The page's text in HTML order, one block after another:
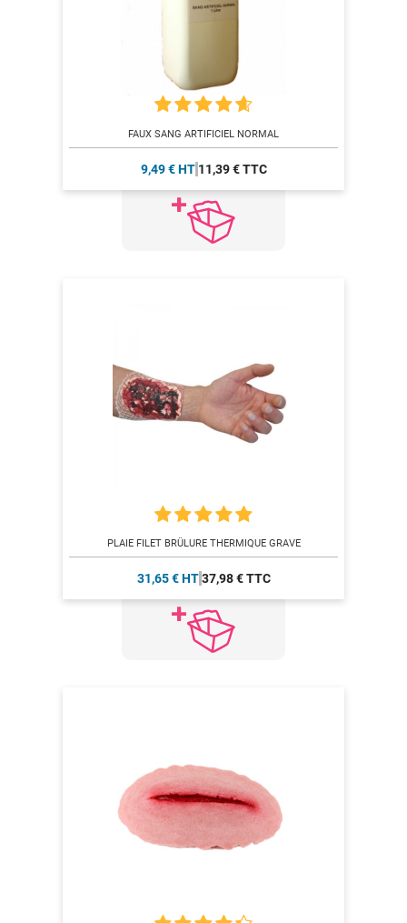
FAUX SANG ARTIFICIEL NORMAL
9,49 € HT 11,39 € TTC
PLAIE FILET BRÛLURE THERMIQUE GRAVE
31,65 € HT 37,98 € TTC